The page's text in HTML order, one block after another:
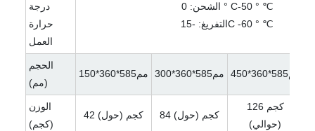
درجة
حرارة
العمل
الشحن: 0 ° C-50 ° ℃
التفريغ: -15C -60 ° ℃
الحجم
(مم)
مم585*360*150 مم585*360*300 مم585*360*450
الوزن
(كجم)
42 كجم (حول) 84 كجم (حول)
126 كجم
(حوالي)